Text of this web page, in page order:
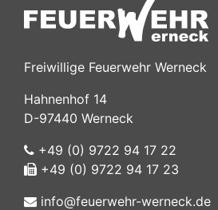
Freiwillige Feuerwehr Werneck
Hahnenhof 14
D-97440 Werneck
+49 (0) 9722 94 17 22
+49 (0) 9722 94 17 23
info@feuerwehr-werneck.de